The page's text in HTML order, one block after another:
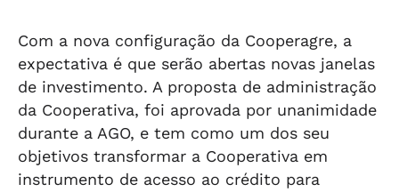
Com a nova configuração da Cooperagre, a
expectativa é que serão abertas novas janelas
de investimento. A proposta de administração
da Cooperativa, foi aprovada por unanimidade
durante a AGO, e tem como um dos seu
objetivos transformar a Cooperativa em
instrumento de acesso ao crédito para